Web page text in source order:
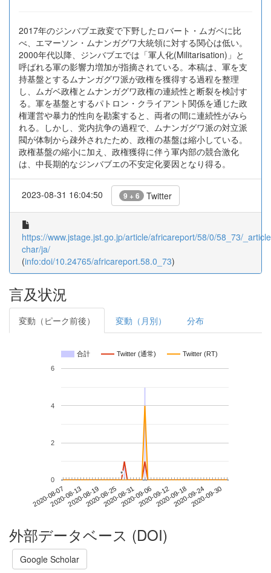
2017年のジンバブエ政変で下野したロバート・ムガベに比
べ、エマーソン・ムナンガグワ大統領に対する関心は低い。
2000年代以降、ジンバブエでは「軍人化(Militarisation)」と
呼ばれる軍の影響力増加が指摘されている。本稿は、軍を支
持基盤とするムナンガグワ派が政権を獲得する過程を整理
し、ムガベ政権とムナンガグワ政権の連続性と断裂を検討す
る。軍を基盤とするパトロン・クライアント関係を通じた政
権運営や暴力的性向を勘案すると、両者の間に連続性がみら
れる。しかし、党内抗争の過程で、ムナンガグワ派の対立派
閥が体制から疎外されたため、政権の基盤は縮小している。
政権基盤の縮小に加え、政権獲得に伴う軍内部の競合激化
は、中長期的なジンバブエの不安定化要因となり得る。
2023-08-31 16:04:50 9 + 6 Twitter
https://www.jstage.jst.go.jp/article/africareport/58/0/58_73/
char/ja/
(info:doi/10.24765/africareport.58.0_73)
言及状況
変動（ピーク前後） 変動（月別） 分布
合計 Twitter (通常) Twitter (RT)
2020-08-072020-08-132020-08-192020-08-252020-08-312020-09-062020-09-122020-09-182020-09-242020-09-30
0
2
4
6
*
*
外部データベース (DOI)
Google Scholar